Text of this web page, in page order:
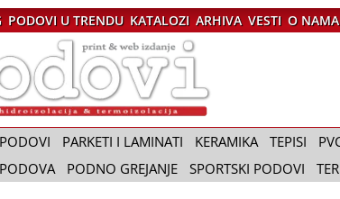
PODOVI U TRENDU KATALOZI ARHIVA VESTI O NAMA
PARKETI I LAMINATI KERAMIKA TEPISI
PODNO GREJANJE SPORTSKI PODOVI